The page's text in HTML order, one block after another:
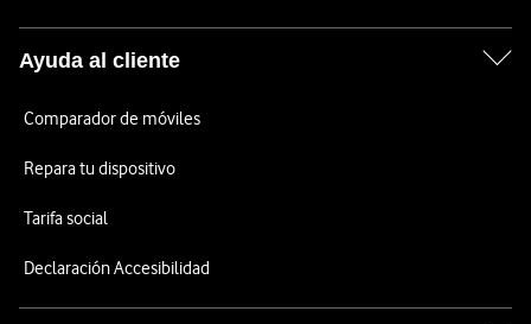
Ayuda al cliente
Comparador de móviles
Repara tu dispositivo
Tarifa social
Declaración Accesibilidad